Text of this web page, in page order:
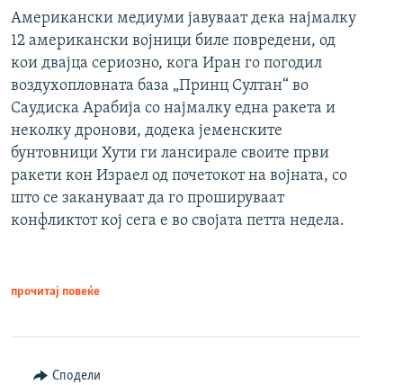
Американски медиуми јавуваат дека најмалку
12 американски војници биле повредени, од
кои двајца сериозно, кога Иран го погодил
воздухопловната база „Принц Султан“ во
Саудиска Арабија со најмалку една ракета и
неколку дронови, додека јеменските
бунтовници Хути ги лансирале своите први
ракети кон Израел од почетокот на војната, со
што се закануваат да го прошируваат
конфликтот кој сега е во својата петта недела.
прочитај повеќе
Сподели